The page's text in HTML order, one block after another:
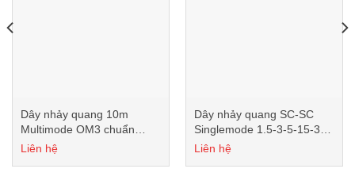
Dây nhảy quang 10m
Multimode OM3 chuẩn
SC/UPC-LC/UPC-MM
Liên hệ
Dây nhảy quang SC-SC
Singlemode 1.5-3-5-15-30-
50m
Liên hệ